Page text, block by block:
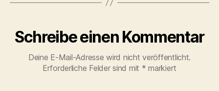
Schreibe einen Kommentar
Deine E-Mail-Adresse wird nicht veröffentlicht.
Erforderliche Felder sind mit * markiert